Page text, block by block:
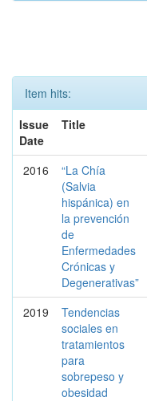
Item hits:
Issue
Date
Title
2016
“La Chía
(Salvia
hispánica) en
la prevención
de
Enfermedades
Crónicas y
Degenerativas”
2019
Tendencias
sociales en
tratamientos
para
sobrepeso y
obesidad